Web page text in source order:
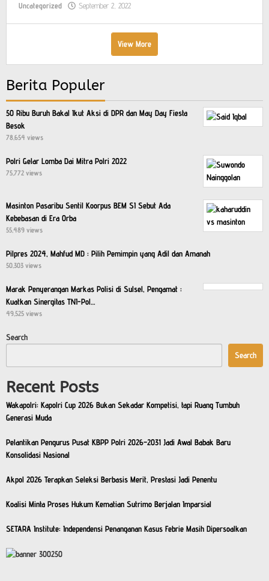
Uncategorized September 2, 2022
View More
Berita Populer
50 Ribu Buruh Bakal Ikut Aksi di DPR dan May Day Fiesta
Besok
78,654 views
Polri Gelar Lomba Dai Mitra Polri 2022
75,772 views
Masinton Pasaribu Sentil Koorpus BEM SI Sebut Ada
Kebebasan di Era Orba
55,489 views
Pilpres 2024, Mahfud MD : Pilih Pemimpin yang Adil dan Amanah
50,303 views
Marak Penyerangan Markas Polisi di Sulsel, Pengamat :
Kuatkan Sinergitas TNI-Pol…
49,525 views
Search
Search
Recent Posts
Wakapolri: Kapolri Cup 2026 Bukan Sekadar Kompetisi, tapi Ruang Tumbuh
Generasi Muda
Pelantikan Pengurus Pusat KBPP Polri 2026–2031 Jadi Awal Babak Baru
Konsolidasi Nasional
Akpol 2026 Terapkan Seleksi Berbasis Merit, Prestasi Jadi Penentu
Koalisi Minta Proses Hukum Kematian Sutrimo Berjalan Imparsial
SETARA Institute: Independensi Penanganan Kasus Febrie Masih Dipersoalkan